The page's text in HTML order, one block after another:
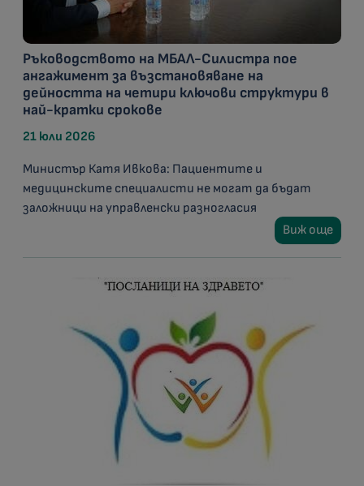
Ръководството на МБАЛ-Силистра пое
ангажимент за възстановяване на
дейността на четири ключови структури в
най-кратки срокове
21 юли 2026
Министър Катя Ивкова: Пациентите и
медицинските специалисти не могат да бъдат
заложници на управленски разногласия
Виж още